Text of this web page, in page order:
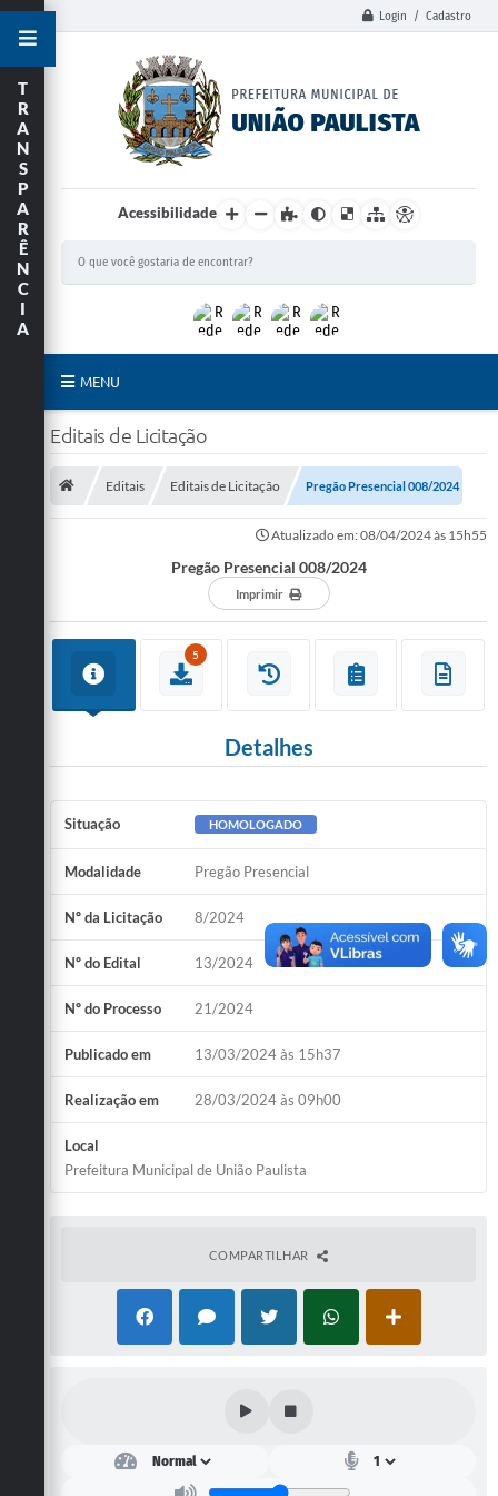
Login / Cadastro
Acessibilidade
MENU
Principal
Arquivos para Download
Audiências Públicas
Ouvidoria
Contratos
Galeria de Vídeos
Legislação
Serviços Online
Telefones Úteis
T
R
A
N
S
P
A
R
Ê
N
C
I
A
Editais de Licitação
Editais Editais de Licitação Pregão Presencial 008/2024
Atualizado em: 08/04/2024 às 15h55
Pregão Presencial 008/2024
Imprimir
5
Detalhes
Situação HOMOLOGADO
Modalidade Pregão Presencial
Nº da Licitação 8/2024
Nº do Edital 13/2024
Nº do Processo 21/2024
Publicado em 13/03/2024 às 15h37
Realização em 28/03/2024 às 09h00
Local
Prefeitura Municipal de União Paulista
COMPARTILHAR